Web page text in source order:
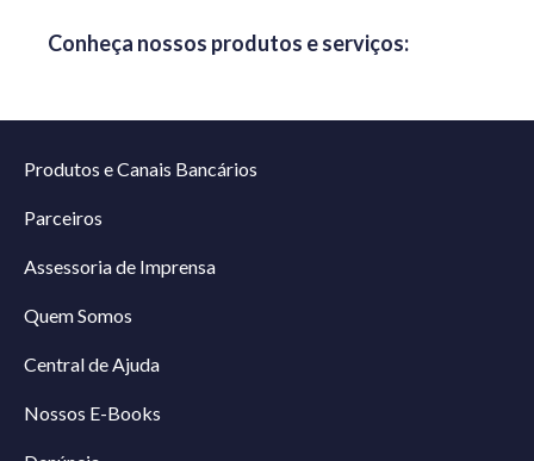
Conheça nossos produtos e serviços:
Produtos e Canais Bancários
Parceiros
Assessoria de Imprensa
Quem Somos
Central de Ajuda
Nossos E-Books